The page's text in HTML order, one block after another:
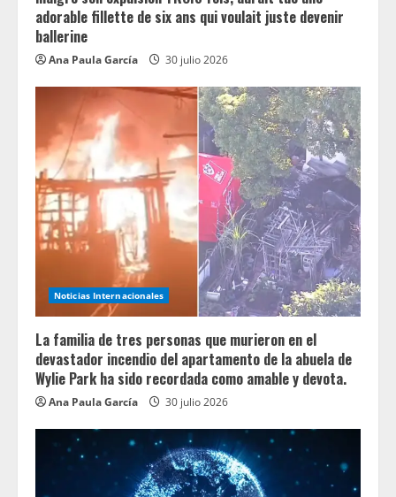
adorable fillette de six ans qui voulait juste devenir
ballerine
Ana Paula García 30 julio 2026
Noticias Internacionales
La familia de tres personas que murieron en el
devastador incendio del apartamento de la abuela de
Wylie Park ha sido recordada como amable y devota.
Ana Paula García 30 julio 2026